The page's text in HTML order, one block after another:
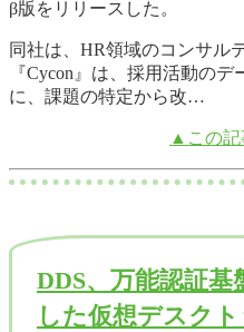
β版をリリースした。
同社は、HR領域のコンサル
『Cycon』は、採用活動の
に、課題の特定から改…
▲この
DDS、万能認証基
した仮想デスク